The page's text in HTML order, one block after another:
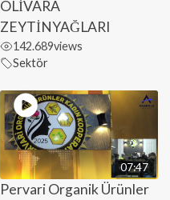
OLİVARA
ZEYTİNYAĞLARI
142.689views
Sektör
07:47
Pervari Organik Ürünler